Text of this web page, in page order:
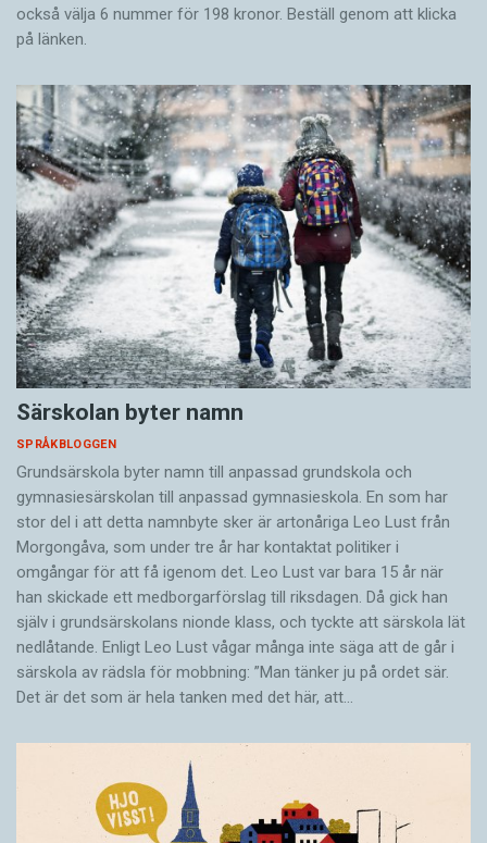
också välja 6 nummer för 198 kronor. Beställ genom att klicka
på länken.
Särskolan byter namn
SPRÅKBLOGGEN
Grundsärskola byter namn till anpassad grundskola och
gymnasiesärskolan till anpassad gymnasieskola. En som har
stor del i att detta namnbyte sker är artonåriga Leo Lust från
Morgongåva, som under tre år har kontaktat politiker i
omgångar för att få igenom det. Leo Lust var bara 15 år när
han skickade ett medborgarförslag till riksdagen. Då gick han
själv i grundsärskolans nionde klass, och tyckte att särskola lät
nedlåtande. Enligt Leo Lust vågar många inte säga att de går i
särskola av rädsla för mobbning: ”Man tänker ju på ordet sär.
Det är det som är hela tanken med det här, att…